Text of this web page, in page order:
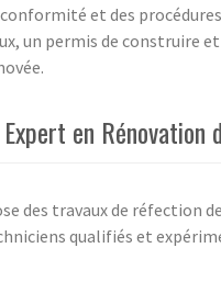
et des
un permis de construire
en Rénovation
des travaux de réfection
qualifiés et